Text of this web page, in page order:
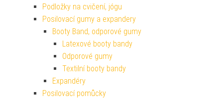
Podložky na cvičení, jógu
Posilovací gumy a expandery
Booty Band, odporové gumy
Latexové booty bandy
Odporové gumy
Textilní booty bandy
Expandéry
Posilovací pomůcky